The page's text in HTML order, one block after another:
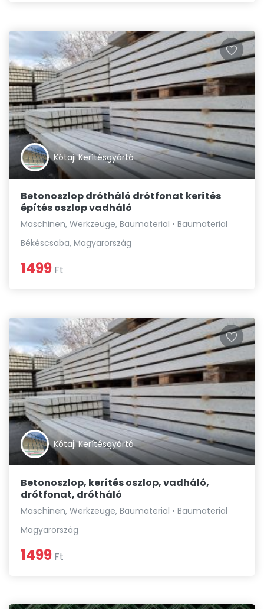
Kótaji Kerítésgyártó
Betonoszlop drótháló drótfonat kerítés
építés oszlop vadháló
Maschinen, Werkzeuge, Baumaterial • Baumaterial
Békéscsaba, Magyarország
1499 Ft
Kótaji Kerítésgyártó
Betonoszlop, kerítés oszlop, vadháló,
drótfonat, drótháló
Maschinen, Werkzeuge, Baumaterial • Baumaterial
Magyarország
1499 Ft